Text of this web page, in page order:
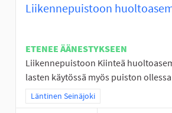
Liikennepuistoon
ETENEE ÄÄNESTYKSEEN
Liikennepuistoon Kiinteä
lasten käytössä myös puiston
Rajaa tulokset teeman mukaan:
Läntinen Seinäjoki